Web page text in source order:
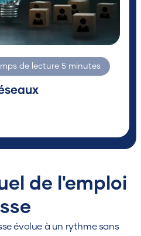
de lecture 5 minutes
de l'emploi
évolue à un rythme sans